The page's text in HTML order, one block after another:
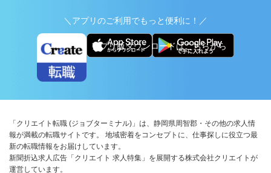
＼アプリのご利用でもっと便利に！／
アプリ版ダウンロードはこちらから
「クリエイト転職 (ジョブターミナル)」は、静岡県周智郡・その他の求人情
報が満載の転職サイトです。 地域密着をコンセプトに、仕事探しに役立つ最
新の転職情報をお届けしています。
新聞折込求人広告「クリエイト 求人特集」を展開する株式会社クリエイトが
運営しています。